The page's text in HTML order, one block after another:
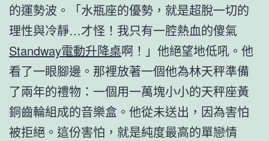
的運勢波。「水瓶座的優勢，就是超脫一切的
理性與冷靜…才怪！我只有一腔熱血的傻氣
Standway電動升降桌啊！」他絕望地低吼。他
看了一眼腳邊。那裡放著一個他為林天秤準備
了兩年的禮物：一個用一萬塊小小的天秤座黃
銅齒輪組成的音樂盒。他從未送出，因為害怕
被拒絕。這份害怕，就是純度最高的單戀情